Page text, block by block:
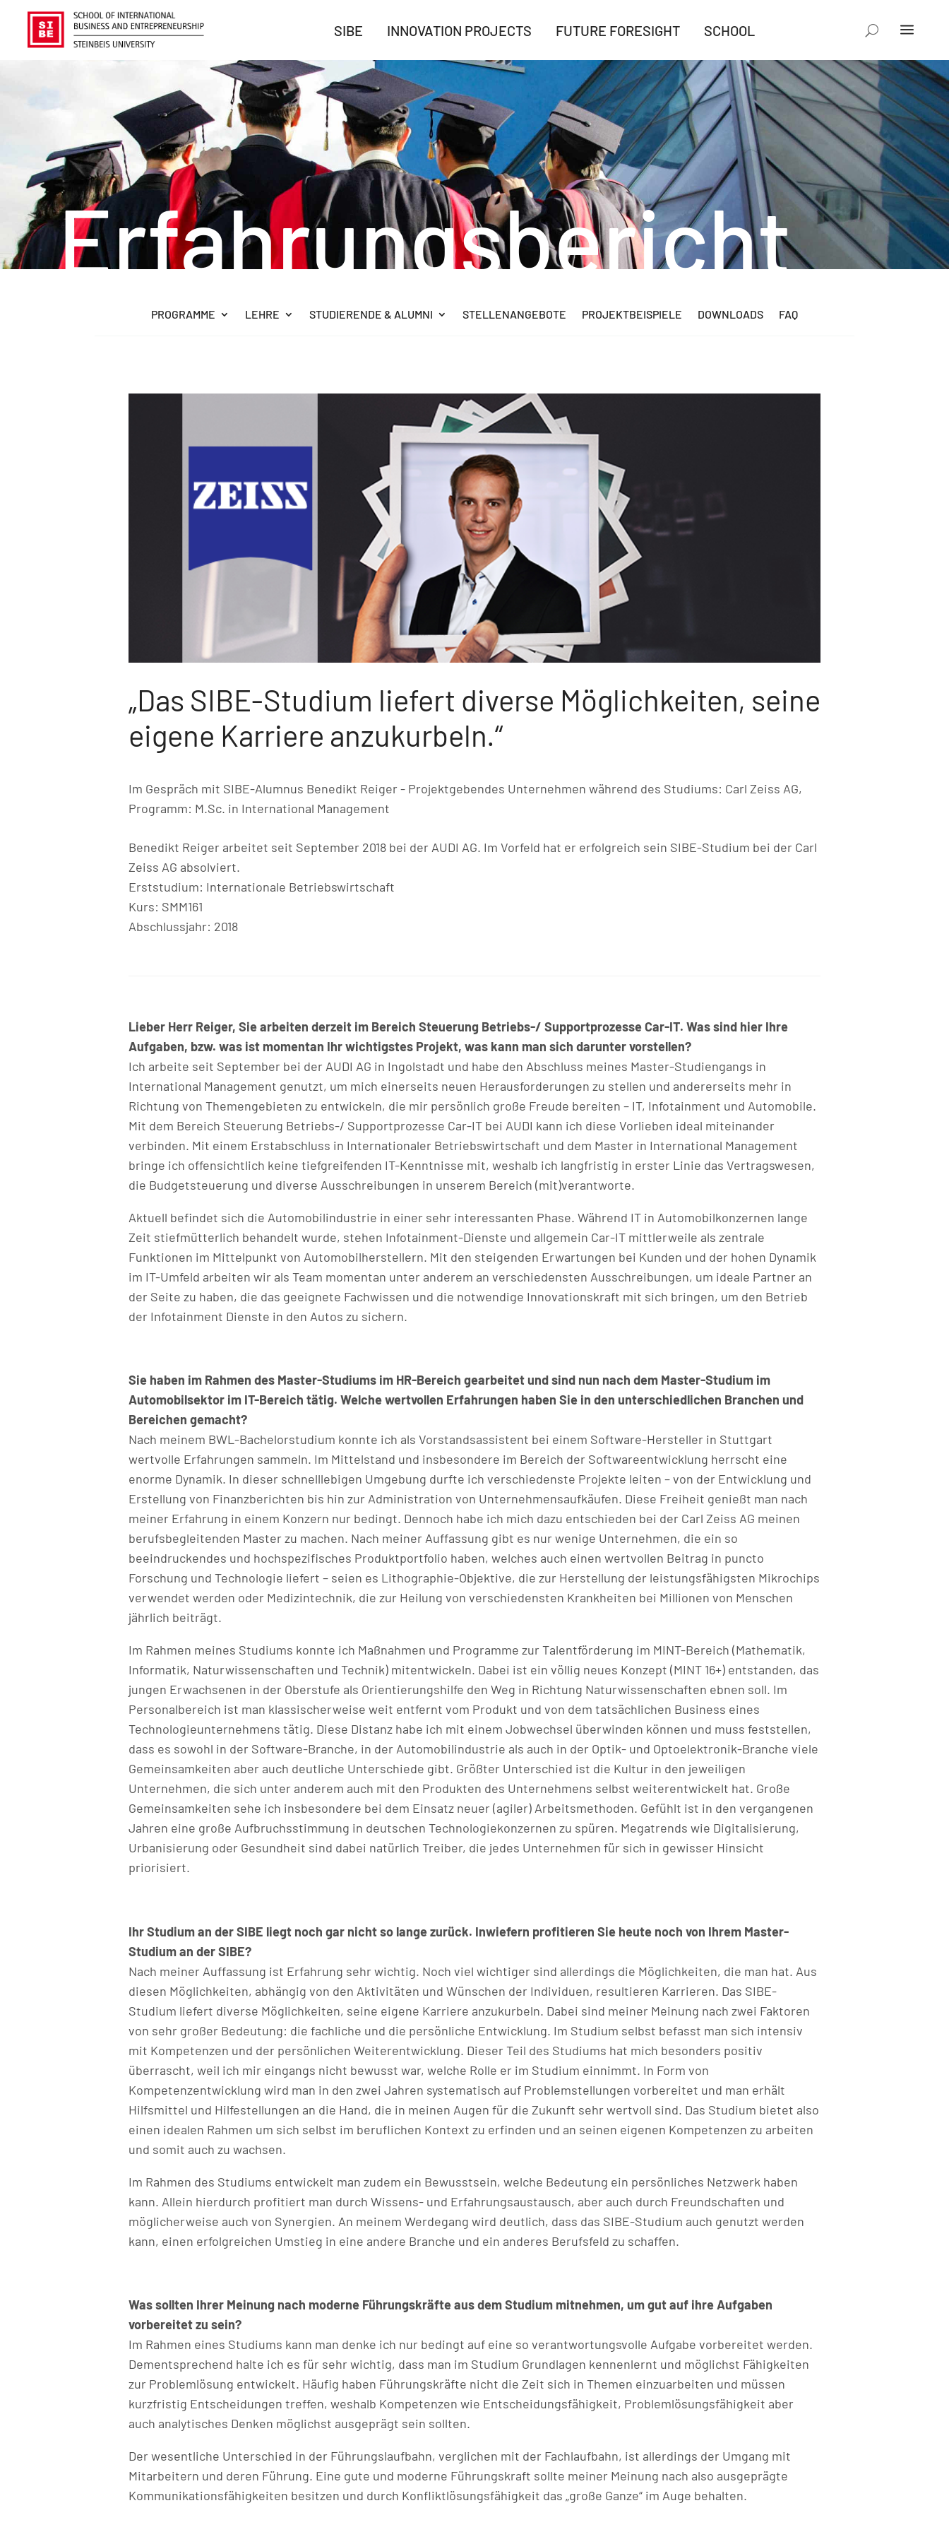
SIBE INNOVATION PROJECTS FUTURE FORESIGHT SCHOOL
Erfahrungsbericht
PROGRAMME LEHRE STUDIERENDE & ALUMNI STELLENANGEBOTE PROJEKTBEISPIELE DOWNLOADS FAQ
„Das SIBE-Studium liefert diverse Möglichkeiten, seine
eigene Karriere anzukurbeln.“
Im Gespräch mit SIBE-Alumnus Benedikt Reiger - Projektgebendes Unternehmen während des Studiums: Carl Zeiss AG,
Programm: M.Sc. in International Management
Benedikt Reiger arbeitet seit September 2018 bei der AUDI AG. Im Vorfeld hat er erfolgreich sein SIBE-Studium bei der Carl
Zeiss AG absolviert.
Erststudium: Internationale Betriebswirtschaft
Kurs: SMM161
Abschlussjahr: 2018
Lieber Herr Reiger, Sie arbeiten derzeit im Bereich Steuerung Betriebs-/ Supportprozesse Car-IT. Was sind hier Ihre
Aufgaben, bzw. was ist momentan Ihr wichtigstes Projekt, was kann man sich darunter vorstellen?
Ich arbeite seit September bei der AUDI AG in Ingolstadt und habe den Abschluss meines Master-Studiengangs in
International Management genutzt, um mich einerseits neuen Herausforderungen zu stellen und andererseits mehr in
Richtung von Themengebieten zu entwickeln, die mir persönlich große Freude bereiten – IT, Infotainment und Automobile.
Mit dem Bereich Steuerung Betriebs-/ Supportprozesse Car-IT bei AUDI kann ich diese Vorlieben ideal miteinander
verbinden. Mit einem Erstabschluss in Internationaler Betriebswirtschaft und dem Master in International Management
bringe ich offensichtlich keine tiefgreifenden IT-Kenntnisse mit, weshalb ich langfristig in erster Linie das Vertragswesen,
die Budgetsteuerung und diverse Ausschreibungen in unserem Bereich (mit)verantworte.
Aktuell befindet sich die Automobilindustrie in einer sehr interessanten Phase. Während IT in Automobilkonzernen lange
Zeit stiefmütterlich behandelt wurde, stehen Infotainment-Dienste und allgemein Car-IT mittlerweile als zentrale
Funktionen im Mittelpunkt von Automobilherstellern. Mit den steigenden Erwartungen bei Kunden und der hohen Dynamik
im IT-Umfeld arbeiten wir als Team momentan unter anderem an verschiedensten Ausschreibungen, um ideale Partner an
der Seite zu haben, die das geeignete Fachwissen und die notwendige Innovationskraft mit sich bringen, um den Betrieb
der Infotainment Dienste in den Autos zu sichern.
Sie haben im Rahmen des Master-Studiums im HR-Bereich gearbeitet und sind nun nach dem Master-Studium im
Automobilsektor im IT-Bereich tätig. Welche wertvollen Erfahrungen haben Sie in den unterschiedlichen Branchen und
Bereichen gemacht?
Nach meinem BWL-Bachelorstudium konnte ich als Vorstandsassistent bei einem Software-Hersteller in Stuttgart
wertvolle Erfahrungen sammeln. Im Mittelstand und insbesondere im Bereich der Softwareentwicklung herrscht eine
enorme Dynamik. In dieser schnelllebigen Umgebung durfte ich verschiedenste Projekte leiten – von der Entwicklung und
Erstellung von Finanzberichten bis hin zur Administration von Unternehmensaufkäufen. Diese Freiheit genießt man nach
meiner Erfahrung in einem Konzern nur bedingt. Dennoch habe ich mich dazu entschieden bei der Carl Zeiss AG meinen
berufsbegleitenden Master zu machen. Nach meiner Auffassung gibt es nur wenige Unternehmen, die ein so
beeindruckendes und hochspezifisches Produktportfolio haben, welches auch einen wertvollen Beitrag in puncto
Forschung und Technologie liefert – seien es Lithographie-Objektive, die zur Herstellung der leistungsfähigsten Mikrochips
verwendet werden oder Medizintechnik, die zur Heilung von verschiedensten Krankheiten bei Millionen von Menschen
jährlich beiträgt.
Im Rahmen meines Studiums konnte ich Maßnahmen und Programme zur Talentförderung im MINT-Bereich (Mathematik,
Informatik, Naturwissenschaften und Technik) mitentwickeln. Dabei ist ein völlig neues Konzept (MINT 16+) entstanden, das
jungen Erwachsenen in der Oberstufe als Orientierungshilfe den Weg in Richtung Naturwissenschaften ebnen soll. Im
Personalbereich ist man klassischerweise weit entfernt vom Produkt und von dem tatsächlichen Business eines
Technologieunternehmens tätig. Diese Distanz habe ich mit einem Jobwechsel überwinden können und muss feststellen,
dass es sowohl in der Software-Branche, in der Automobilindustrie als auch in der Optik- und Optoelektronik-Branche viele
Gemeinsamkeiten aber auch deutliche Unterschiede gibt. Größter Unterschied ist die Kultur in den jeweiligen
Unternehmen, die sich unter anderem auch mit den Produkten des Unternehmens selbst weiterentwickelt hat. Große
Gemeinsamkeiten sehe ich insbesondere bei dem Einsatz neuer (agiler) Arbeitsmethoden. Gefühlt ist in den vergangenen
Jahren eine große Aufbruchsstimmung in deutschen Technologiekonzernen zu spüren. Megatrends wie Digitalisierung,
Urbanisierung oder Gesundheit sind dabei natürlich Treiber, die jedes Unternehmen für sich in gewisser Hinsicht
priorisiert.
Ihr Studium an der SIBE liegt noch gar nicht so lange zurück. Inwiefern profitieren Sie heute noch von Ihrem Master-
Studium an der SIBE?
Nach meiner Auffassung ist Erfahrung sehr wichtig. Noch viel wichtiger sind allerdings die Möglichkeiten, die man hat. Aus
diesen Möglichkeiten, abhängig von den Aktivitäten und Wünschen der Individuen, resultieren Karrieren. Das SIBE-
Studium liefert diverse Möglichkeiten, seine eigene Karriere anzukurbeln. Dabei sind meiner Meinung nach zwei Faktoren
von sehr großer Bedeutung: die fachliche und die persönliche Entwicklung. Im Studium selbst befasst man sich intensiv
mit Kompetenzen und der persönlichen Weiterentwicklung. Dieser Teil des Studiums hat mich besonders positiv
überrascht, weil ich mir eingangs nicht bewusst war, welche Rolle er im Studium einnimmt. In Form von
Kompetenzentwicklung wird man in den zwei Jahren systematisch auf Problemstellungen vorbereitet und man erhält
Hilfsmittel und Hilfestellungen an die Hand, die in meinen Augen für die Zukunft sehr wertvoll sind. Das Studium bietet also
einen idealen Rahmen um sich selbst im beruflichen Kontext zu erfinden und an seinen eigenen Kompetenzen zu arbeiten
und somit auch zu wachsen.
Im Rahmen des Studiums entwickelt man zudem ein Bewusstsein, welche Bedeutung ein persönliches Netzwerk haben
kann. Allein hierdurch profitiert man durch Wissens- und Erfahrungsaustausch, aber auch durch Freundschaften und
möglicherweise auch von Synergien. An meinem Werdegang wird deutlich, dass das SIBE-Studium auch genutzt werden
kann, einen erfolgreichen Umstieg in eine andere Branche und ein anderes Berufsfeld zu schaffen.
Was sollten Ihrer Meinung nach moderne Führungskräfte aus dem Studium mitnehmen, um gut auf ihre Aufgaben
vorbereitet zu sein?
Im Rahmen eines Studiums kann man denke ich nur bedingt auf eine so verantwortungsvolle Aufgabe vorbereitet werden.
Dementsprechend halte ich es für sehr wichtig, dass man im Studium Grundlagen kennenlernt und möglichst Fähigkeiten
zur Problemlösung entwickelt. Häufig haben Führungskräfte nicht die Zeit sich in Themen einzuarbeiten und müssen
kurzfristig Entscheidungen treffen, weshalb Kompetenzen wie Entscheidungsfähigkeit, Problemlösungsfähigkeit aber
auch analytisches Denken möglichst ausgeprägt sein sollten.
Der wesentliche Unterschied in der Führungslaufbahn, verglichen mit der Fachlaufbahn, ist allerdings der Umgang mit
Mitarbeitern und deren Führung. Eine gute und moderne Führungskraft sollte meiner Meinung nach also ausgeprägte
Kommunikationsfähigkeiten besitzen und durch Konfliktlösungsfähigkeit das „große Ganze“ im Auge behalten.